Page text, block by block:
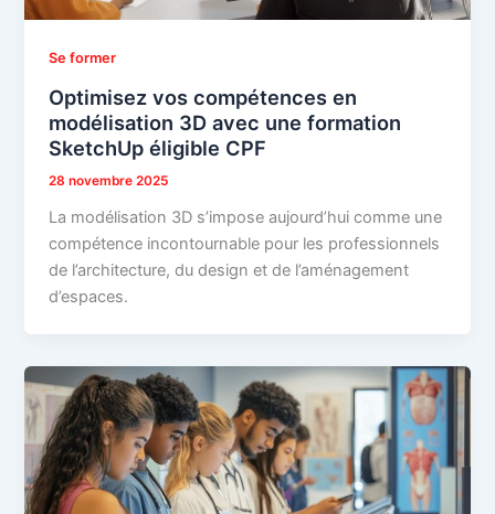
Se former
Optimisez vos compétences en
modélisation 3D avec une formation
SketchUp éligible CPF
28 novembre 2025
La modélisation 3D s’impose aujourd’hui comme une
compétence incontournable pour les professionnels
de l’architecture, du design et de l’aménagement
d’espaces.